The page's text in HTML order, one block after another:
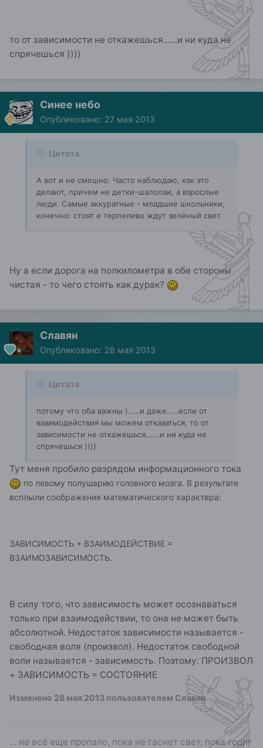
то от зависимости не откажешься......и ни куда не
спрячешься ))))
Синее небо
Опубликовано: 27 мая 2013
Цитата
А вот и не смешно. Часто наблюдаю, как это
делают, причем не детки-шалопаи, а взрослые
люди. Самые аккуратные - младшие школьники,
конечно: стоят и терпеливо ждут зелёный свет.
Ну а если дорога на полкилометра в обе стороны
чистая - то чего стоять как дурак?
Славян
Опубликовано: 28 мая 2013
Цитата
потому что оба важны ).....и даже.....если от
взаимодействия мы можем отказаться, то от
зависимости не откажешься......и ни куда не
спрячешься ))))
Тут меня пробило разрядом информационного тока
по левому полушарию головного мозга. В результате
всплыли соображения математического характера:
ЗАВИСИМОСТЬ + ВЗАИМОДЕЙСТВИЕ =
ВЗАИМОЗАВИСИМОСТЬ.
В силу того, что зависимость может осознаваться
только при взаимодействии, то она не может быть
абсолютной. Недостаток зависимости называется -
свободная воля (произвол). Недостаток свободной
воли называется - зависимость. Поэтому: ПРОИЗВОЛ
+ ЗАВИСИМОСТЬ = СОСТОЯНИЕ
Изменено 28 мая 2013 пользователем Славян
... не всё еще пропало, пока не гаснет свет, пока горит